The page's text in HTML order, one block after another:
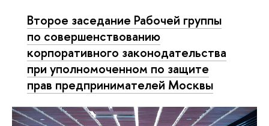
Второе заседание Рабочей группы
по совершенствованию
корпоративного законодательства
при уполномоченном по защите
прав предпринимателей Москвы